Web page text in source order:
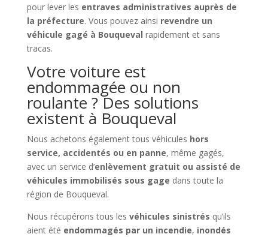
pour lever les entraves administratives auprès de
la préfecture. Vous pouvez ainsi revendre un
véhicule gagé à Bouqueval rapidement et sans
tracas.
Votre voiture est
endommagée ou non
roulante ? Des solutions
existent à Bouqueval
Nous achetons également tous véhicules hors
service, accidentés ou en panne, même gagés,
avec un service d’enlèvement gratuit ou assisté de
véhicules immobilisés sous gage dans toute la
région de Bouqueval.
Nous récupérons tous les véhicules sinistrés qu’ils
aient été endommagés par un incendie, inondés